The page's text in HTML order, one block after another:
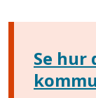
Se hur